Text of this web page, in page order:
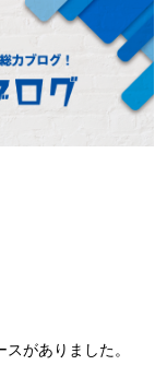
がありました。